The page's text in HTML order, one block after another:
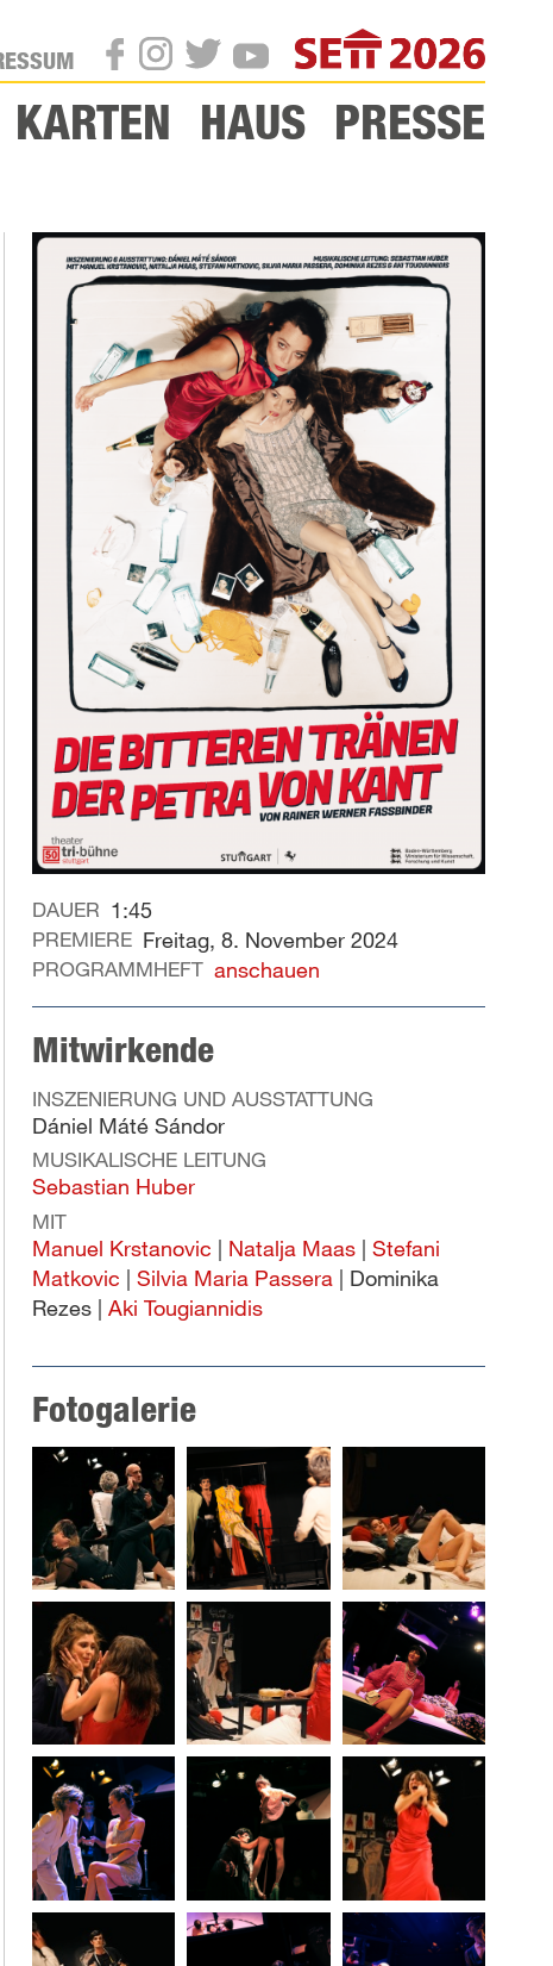
KARTEN HAUS PRESSE
FACEBOOK
INSTAGRAM
TWITTERYOUTUBE SETT
DAUER 1:45
PREMIERE Freitag, 8. November 2024
PROGRAMMHEFT anschauen
Mitwirkende
INSZENIERUNG UND AUSSTATTUNG
Dániel Máté Sándor
MUSIKALISCHE LEITUNG
Sebastian Huber
MIT
Manuel Krstanovic | Natalja Maas| Stefani
Matkovic | Silvia Maria Passera| Dominika
Rezes | Aki Tougiannidis
Fotogalerie